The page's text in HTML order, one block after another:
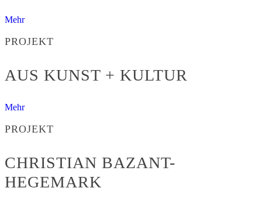
Mehr
PROJEKT
AUS KUNST + KULTUR
Mehr
PROJEKT
CHRISTIAN BAZANT-
HEGEMARK